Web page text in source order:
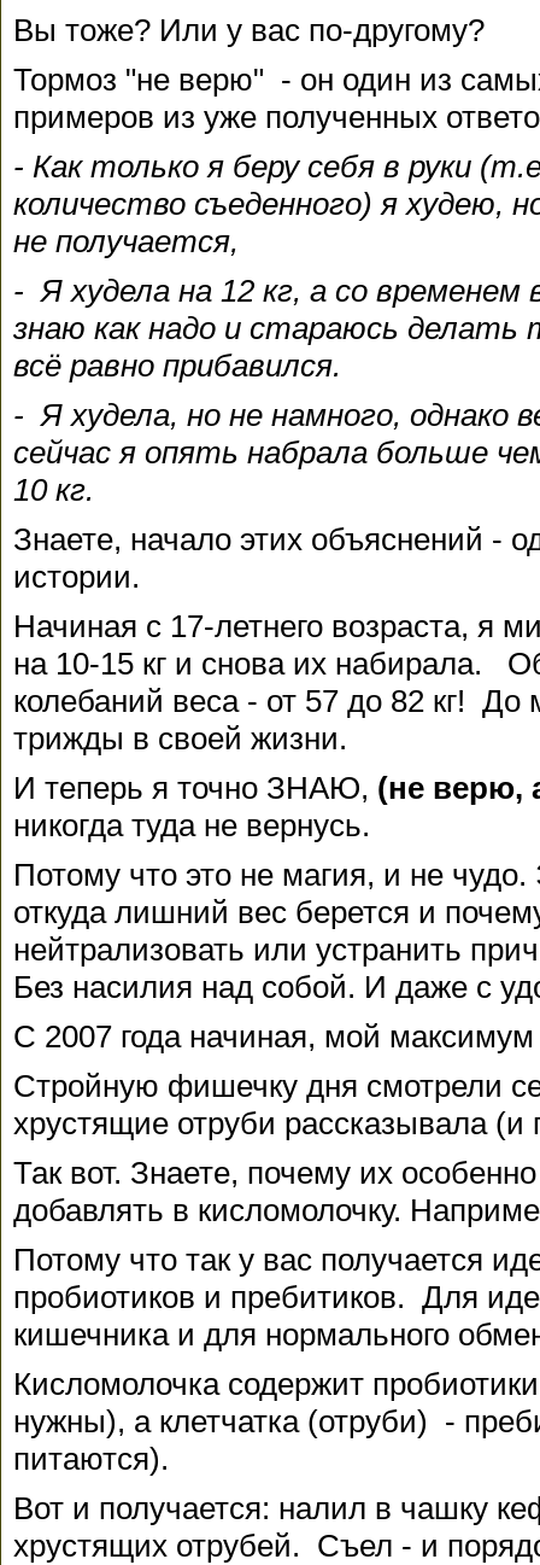
Вы тоже? Или у вас по-другому?
Тормоз "не верю" - он один из
примеров из уже полученных
- Как только я беру себя в руки
количество съеденного) я худею,
не получается,
- Я худела на 12 кг, а со временем
знаю как надо и стараюсь делать
всё равно прибавился.
- Я худела, но не намного, однако
сейчас я опять набрала больше
10 кг.
Знаете, начало этих объяснений -
истории.
Начиная с 17-летнего возраста, я
на 10-15 кг и снова их набирала.
колебаний веса - от 57 до 82 кг!
трижды в своей жизни.
И теперь я точно ЗНАЮ, (не верю,
никогда туда не вернусь.
Потому что это не магия, и не
откуда лишний вес берется и
нейтрализовать или устранить
Без насилия над собой. И даже с
С 2007 года начиная, мой максимум
Стройную фишечку дня смотрели
хрустящие отруби рассказывала (и
Так вот. Знаете, почему их
добавлять в кисломолочку.
Потому что так у вас получается
пробиотиков и пребитиков. Для
кишечника и для нормального
Кисломолочка содержит
нужны), а клетчатка (отруби) -
питаются).
Вот и получается: налил в чашку
хрустящих отрубей. Съел - и